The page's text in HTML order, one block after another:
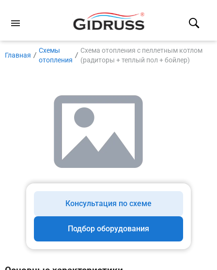
Главная
Схемы
отопления
Схема отопления с пеллетным котлом
(радиторы + теплый пол + бойлер)
Консультация по схеме
Подбор оборудования